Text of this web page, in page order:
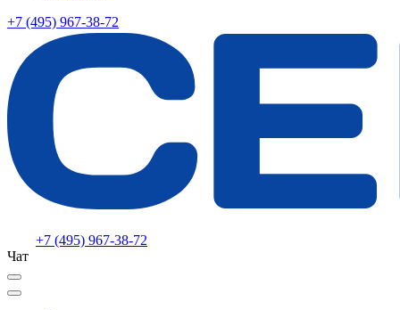
+7 (495) 967-38-72
+7 (495) 967-38-72
Чат